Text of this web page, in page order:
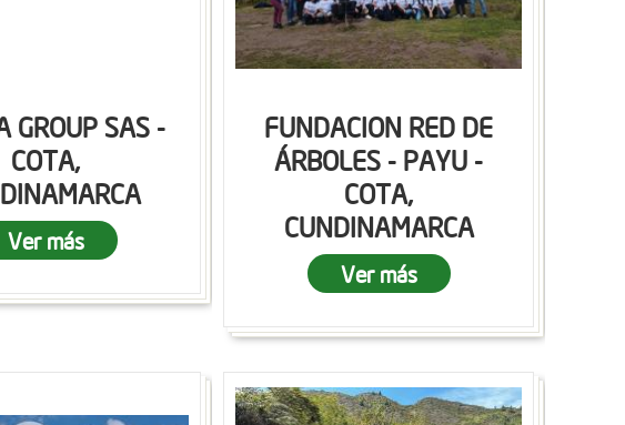
GROUP SAS -
COTA,
Ver más
FUNDACION RED DE
ÁRBOLES - PAYU -
COTA,
CUNDINAMARCA
Ver más